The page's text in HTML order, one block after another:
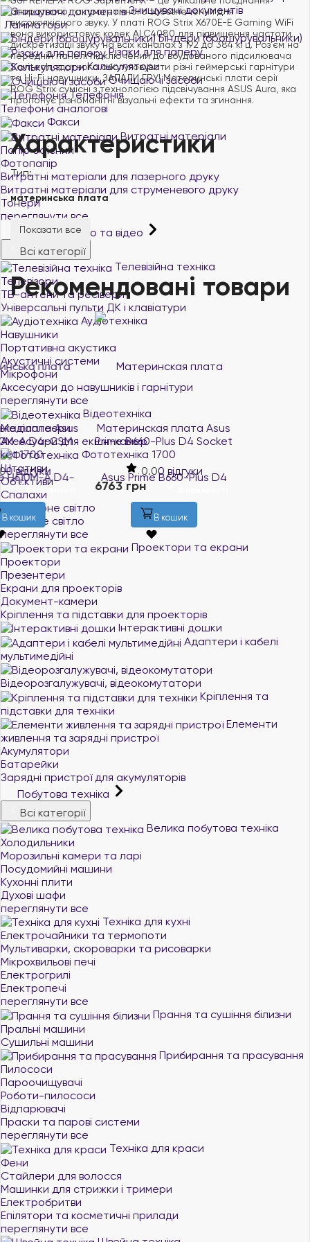
Знищувачі документів
Ламінатори
Біндери (брошурувальники)
Різаки для паперу
Калькулятори
Очищаючі засоби
Телефонія
Телефони аналогові
Факси
Витратні матеріали
Папір офісний
Фотопапір
Витратні матеріали для лазерного друку
Витратні матеріали для струменевого друку
Тонери
переглянути все
ТБ, аудіо, фото та відео
Всі категорії
Телевізійна техніка
Телевізори
ТВ-антени та ресівери
Універсальні пульти ДК і клавіатури
Аудіотехніка
Навушники
Портативна акустика
Акустичні системи
Мікрофони
Аксесуари до навушників і гарнітури
переглянути все
Відеотехніка
Медіаплеєри
Аксесуари для екшн-камер
Фототехніка
Штативи
Об'єктиви
Спалахи
Накамерне світло
Студійне світло
переглянути все
Проектори та екрани
Проектори
Презентери
Екрани для проекторів
Документ-камери
Кріплення та підставки для проекторів
Інтерактивні дошки
Адаптери і кабелі
мультимедійні
Відеорозгалужувачі, відеокомутатори
Кріплення та
підставки для техніки
Елементи
живлення та зарядні пристрої
Акумулятори
Батарейки
Зарядні пристрої для акумуляторів
Побутова техніка
Всі категорії
Велика побутова техніка
Холодильники
Морозильні камери та ларі
Посудомийні машини
Кухонні плити
Духові шафи
переглянути все
Техніка для кухні
Електрочайники та термопоти
Мультиварки, скороварки та рисоварки
Мікрохвильові печі
Електрогрилі
Електропечі
переглянути все
Прання та сушіння білизни
Пральні машини
Сушильні машини
Прибирання та прасування
Пилососи
Пароочищувачі
Роботи-пилососи
Відпарювачі
Праски та парові системи
переглянути все
Техніка для краси
Фени
Стайлери для волосся
Машинки для стрижки і тримери
Електробритви
Епілятори та косметичні прилади
переглянути все
апаратного та програмного забезпечення для
високоякісного звуку. У платі ROG Strix X670E-E Gaming WiFi
вона використовує кодек ALC4080 для підвищення частоти
дискретизації звуку на всіх каналах з 192 до 384 кГц. Роз'єм на
передній панелі підключений до вбудованого підсилювача
Savitech, здатного обслуговувати різні геймерські гарнітури
та Hi-Fi навушники. ЗАПАЛИ ГРУ! Материнські плати серії
ROG Strix сумісні з технологією підсвічування ASUS Aura, яка
пропонує різноманітні візуальні ефекти та згинання.
Характеристики
Тип:
материнська плата
Показати все
Рекомендовані товари
Материнская плата Asus
Prime B660-Plus D4 Socket
1700
0.0
0 відгуки
В наявності
6763 грн
В кошик
Материнська плата Asus
Prime H610M-K D4 Socket
0.0
3847 грн